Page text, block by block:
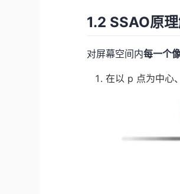
1.2 SSAO原
对屏幕空间内每一个
在以 p 点为中心